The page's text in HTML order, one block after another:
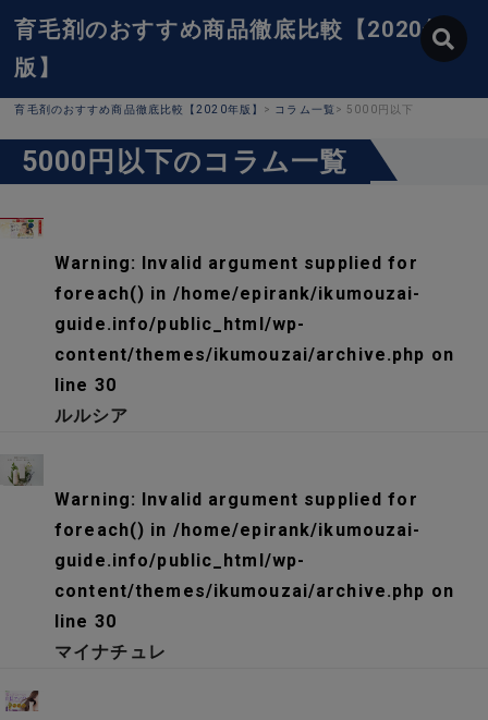
育毛剤のおすすめ商品徹底比較【2020年
版】
育毛剤のおすすめ商品徹底比較【2020年版】 > コラム一覧 > 5000円以下
5000円以下のコラム一覧
Warning: Invalid argument supplied for
foreach() in /home/epirank/ikumouzai-
guide.info/public_html/wp-
content/themes/ikumouzai/archive.php on
line 30
ルルシア
Warning: Invalid argument supplied for
foreach() in /home/epirank/ikumouzai-
guide.info/public_html/wp-
content/themes/ikumouzai/archive.php on
line 30
マイナチュレ